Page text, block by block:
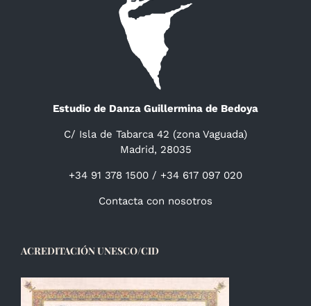
Estudio de Danza Guillermina de Bedoya
C/ Isla de Tabarca 42 (zona Vaguada)
Madrid, 28035
+34 91 378 1500 / +34 617 097 020
Contacta con nosotros
ACREDITACIÓN UNESCO/CID